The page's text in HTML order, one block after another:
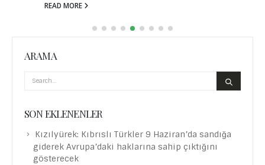
READ MORE
ARAMA
SON EKLENENLER
Kızılyürek: Kıbrıslı Türkler 9 Haziran’da sandığa
giderek Avrupa’daki haklarına sahip çıktığını
gösterecek